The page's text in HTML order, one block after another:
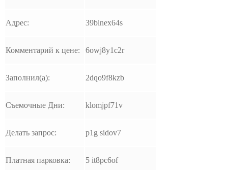
Адрес: 39blnex64s
Комментарий к цене: 6owj8y1c2r
Заполнил(а): 2dqo9f8kzb
Съемочные Дни: klomjpf71v
Делать запрос: p1g sidov7
Платная парковка: 5 it8pc6of